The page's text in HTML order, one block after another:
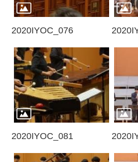
2020IYOC_076
2020IYOC_081